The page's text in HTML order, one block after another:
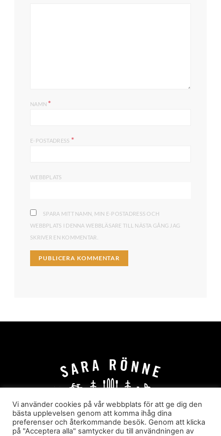
NAMN *
E-POSTADRESS *
WEBBPLATS
SPARA MITT NAMN, MIN E-POSTADRESS OCH
WEBBPLATS I DENNA WEBBLÄSARE TILL NÄSTA GÅNG JAG
SKRIVER EN KOMMENTAR.
HEM OM MIG
JOBBA MED MIG
Vi använder cookies på vår webbplats för att ge dig den
bästa upplevelsen genom att komma ihåg dina
preferenser och återkommande besök. Genom att klicka
på "Acceptera alla" samtycker du till användningen av